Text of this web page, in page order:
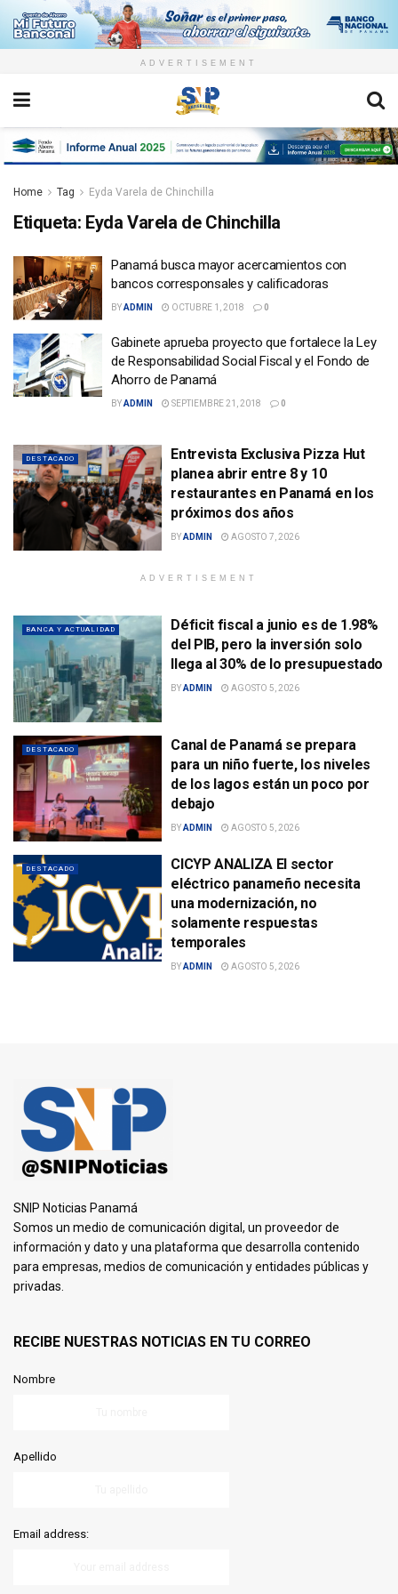
ADVERTISEMENT
Home Tag Eyda Varela de Chinchilla
Etiqueta: Eyda Varela de Chinchilla
Panamá busca mayor acercamientos con
bancos corresponsales y calificadoras
BYADMIN OCTUBRE 1, 2018 0
Gabinete aprueba proyecto que fortalece la Ley
de Responsabilidad Social Fiscal y el Fondo de
Ahorro de Panamá
BYADMIN SEPTIEMBRE 21, 2018 0
DESTACADO
Entrevista Exclusiva Pizza Hut
planea abrir entre 8 y 10
restaurantes en Panamá en los
próximos dos años
BYADMIN AGOSTO 7, 2026
ADVERTISEMENT
BANCA Y ACTUALIDAD
Déficit fiscal a junio es de 1.98%
del PIB, pero la inversión solo
llega al 30% de lo presupuestado
BYADMIN AGOSTO 5, 2026
DESTACADO
Canal de Panamá se prepara
para un niño fuerte, los niveles
de los lagos están un poco por
debajo
BYADMIN AGOSTO 5, 2026
DESTACADO
CICYP ANALIZA El sector
eléctrico panameño necesita
una modernización, no
solamente respuestas
temporales
BYADMIN AGOSTO 5, 2026
SNIP Noticias Panamá
Somos un medio de comunicación digital, un proveedor de
información y dato y una plataforma que desarrolla contenido
para empresas, medios de comunicación y entidades públicas y
privadas.
RECIBE NUESTRAS NOTICIAS EN TU CORREO
Nombre
Apellido
Email address: